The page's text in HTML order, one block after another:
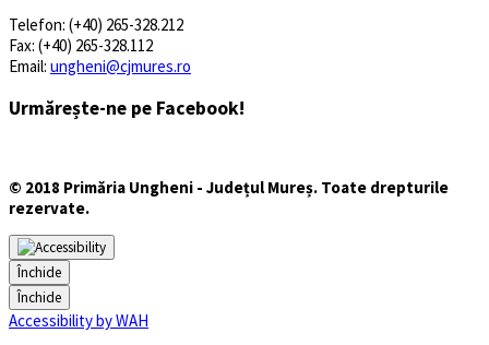
Telefon: (+40) 265-328.212
Fax: (+40) 265-328.112
Email: ungheni@cjmures.ro
Urmărește-ne pe Facebook!
© 2018 Primăria Ungheni - Județul Mureș. Toate drepturile
rezervate.
Închide
Închide
Accessibility by WAH